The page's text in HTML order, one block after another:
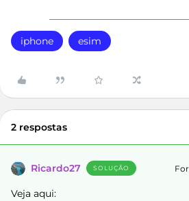
iphone esim
2 respostas
Ricardo27 SOLUÇÃO
Veja aqui: